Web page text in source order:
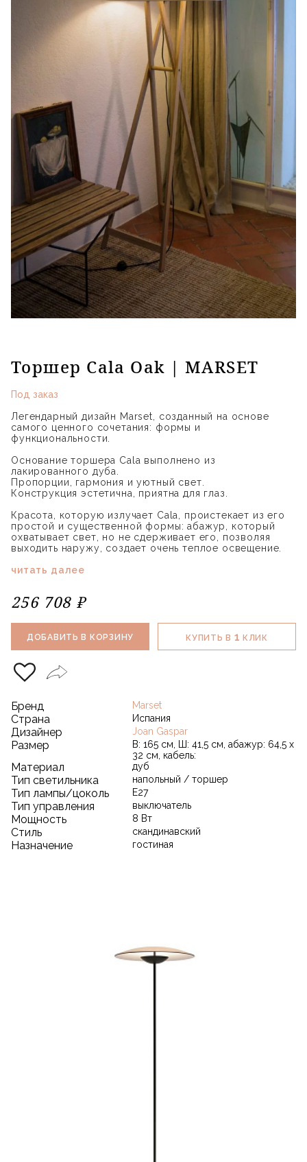
Торшер Cala Oak | MARSET
Под заказ
Легендарный дизайн Marset, созданный на основе
самого ценного сочетания: формы и
функциональности.
Основание торшера Cala выполнено из
лакированного дуба.
Пропорции, гармония и уютный свет.
Конструкция эстетична, приятна для глаз.
Красота, которую излучает Cala, проистекает из его
простой и существенной формы: абажур, который
охватывает свет, но не сдерживает его, позволяя
выходить наружу, создает очень теплое освещение.
читать далее
256 708 ₽
ДОБАВИТЬ В КОРЗИНУ КУПИТЬ В 1 КЛИК
Бренд Marset
Страна Испания
Дизайнер Joan Gaspar
Размер
В: 165 см, Ш: 41,5 см, абажур: 64,5 х
32 см, кабель:
Материал дуб
Тип светильника напольный / торшер
Тип лампы/цоколь E27
Тип управления выключатель
Мощность 8 Вт
Стиль скандинавский
Назначение гостиная